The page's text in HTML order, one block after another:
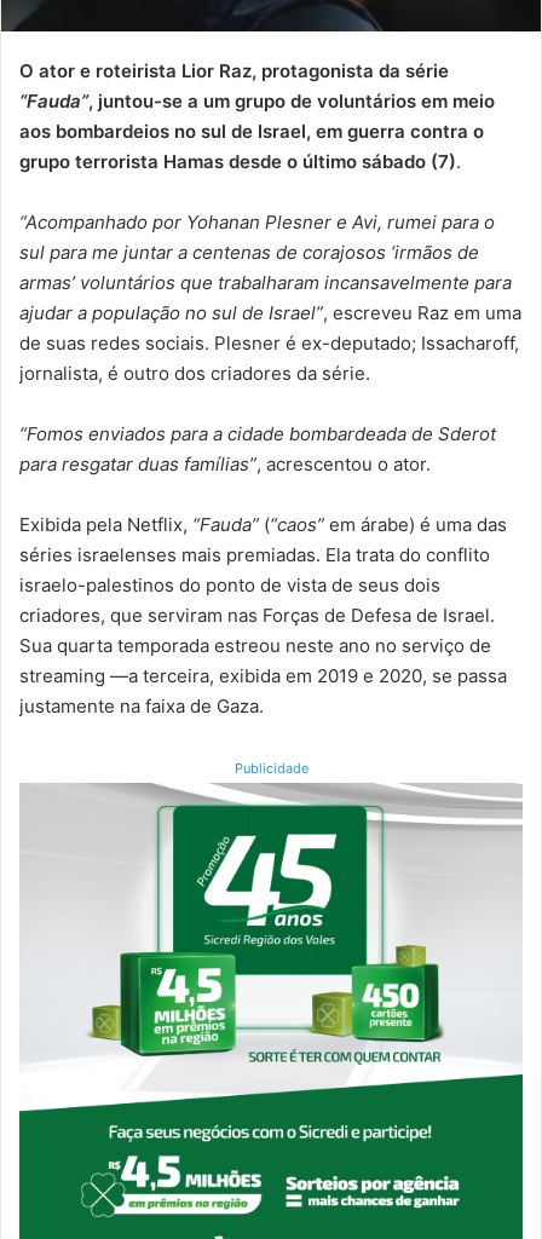
O ator e roteirista Lior Raz, protagonista da série
“Fauda”, juntou-se a um grupo de voluntários em meio
aos bombardeios no sul de Israel, em guerra contra o
grupo terrorista Hamas desde o último sábado (7).
“Acompanhado por Yohanan Plesner e Avi, rumei para o
sul para me juntar a centenas de corajosos ‘irmãos de
armas’ voluntários que trabalharam incansavelmente para
ajudar a população no sul de Israel”, escreveu Raz em uma
de suas redes sociais. Plesner é ex-deputado; Issacharoff,
jornalista, é outro dos criadores da série.
“Fomos enviados para a cidade bombardeada de Sderot
para resgatar duas famílias”, acrescentou o ator.
Exibida pela Netflix, “Fauda” (“caos” em árabe) é uma das
séries israelenses mais premiadas. Ela trata do conflito
israelo-palestinos do ponto de vista de seus dois
criadores, que serviram nas Forças de Defesa de Israel.
Sua quarta temporada estreou neste ano no serviço de
streaming —a terceira, exibida em 2019 e 2020, se passa
justamente na faixa de Gaza.
Publicidade